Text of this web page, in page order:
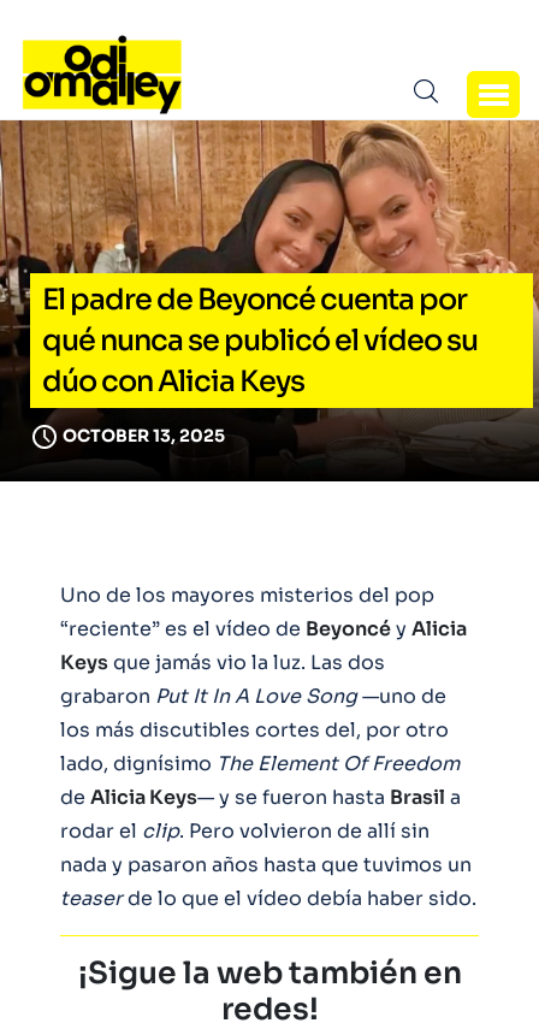
El padre de Beyoncé cuenta por
qué nunca se publicó el vídeo su
dúo con Alicia Keys
OCTOBER 13, 2025
Uno de los mayores misterios del pop
“reciente” es el vídeo de Beyoncéy Alicia
Keysque jamás vio la luz. Las dos
grabaron Put It In A Love Song—uno de
los más discutibles cortes del, por otro
lado, dignísimo The Element Of Freedom
de Alicia Keys— y se fueron hasta Brasil a
rodar el clip. Pero volvieron de allí sin
nada y pasaron años hasta que tuvimos un
teaserde lo que el vídeo debía haber sido.
¡Sigue la web también en
redes!